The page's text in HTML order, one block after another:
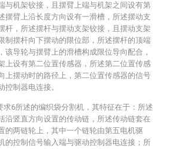
与机架铰接，且摆臂上端与机架之间设有第
摆臂上沿长度方向设有一滑槽，所述摆动支
杆，所述摆杆与摆动支架铰接，且摆动支架
制摆杆向下摆动的限位部，所述摆杆的顶端
该导轮与摆臂上的滑槽构成限位导向配合，
上设有第二位置传感器，所述第二位置传感
上摆动时的路径上，第二位置传感器的信号
控制器电连接。
求6所述的编织袋分割机，其特征在于：所述
沿竖直方向设置的传动链，所述传动链套在
的两链轮上，其中一个链轮由第五电机驱
的控制信号输入端与驱动控制器电连接；所